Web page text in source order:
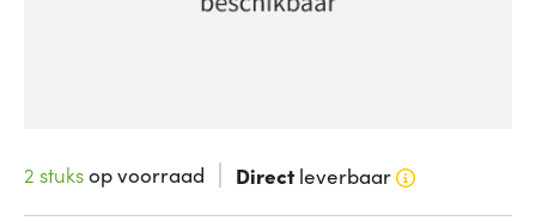
2 stuksop voorraad Directleverbaar